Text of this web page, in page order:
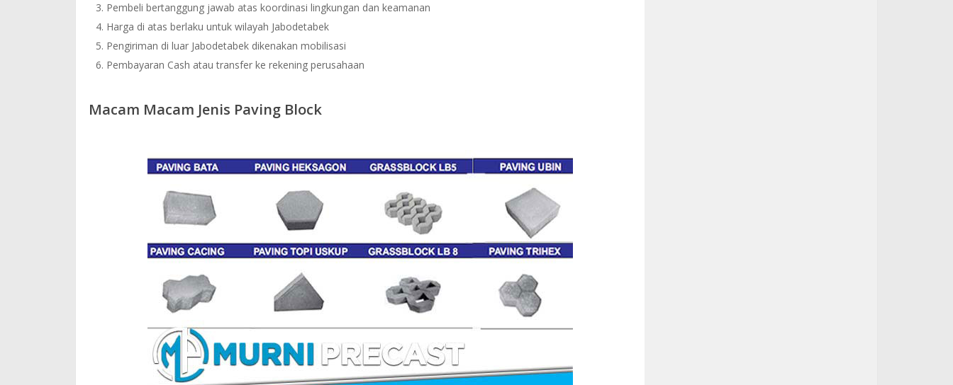
Pembeli bertanggung jawab atas koordinasi lingkungan dan keamanan
Harga di atas berlaku untuk wilayah Jabodetabek
Pengiriman di luar Jabodetabek dikenakan mobilisasi
Pembayaran Cash atau transfer ke rekening perusahaan
Macam Macam Jenis Paving Block